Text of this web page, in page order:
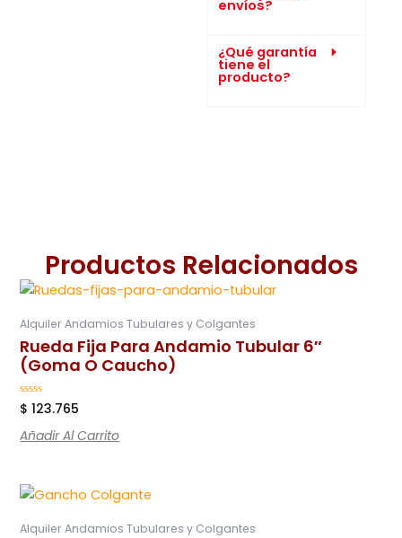
envíos?
¿Qué garantía
tiene el
producto?
Productos Relacionados
Alquiler Andamios Tubulares y Colgantes
Rueda Fija Para Andamio Tubular 6″
(Goma O Caucho)
Valorado
en
de
$ 123.765
Añadir Al Carrito
Alquiler Andamios Tubulares y Colgantes